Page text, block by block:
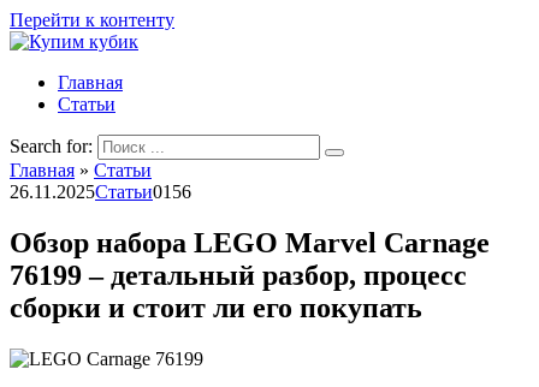
Перейти к контенту
Главная
Статьи
Search for:
Главная » Статьи
26.11.2025Статьи0156
Обзор набора LEGO Marvel Carnage
76199 – детальный разбор, процесс
сборки и стоит ли его покупать